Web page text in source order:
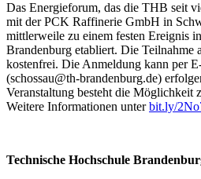
Das Energieforum, das die THB seit
mit der PCK Raffinerie GmbH in
mittlerweile zu einem festen Ereignis
Brandenburg etabliert. Die Teilnahme
kostenfrei. Die Anmeldung kann per
(schossau@th-brandenburg.de)
Veranstaltung besteht die Möglichkeit
Weitere Informationen unterbit.ly/
Technische Hochschule